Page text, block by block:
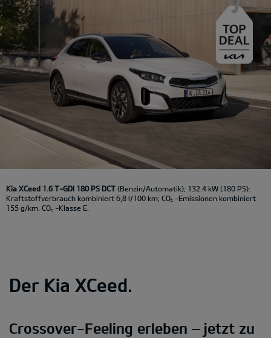
Kia XCeed 1.6 T-GDI 180 PS DCT (Benzin/Automatik); 132.4 kW (180 PS):
Kraftstoffverbrauch kombiniert 6,8 l/100 km; CO2
-Emissionen kombiniert
155 g/km. CO2 -Klasse E.
Der Kia XCeed.
Crossover-Feeling erleben – jetzt zu